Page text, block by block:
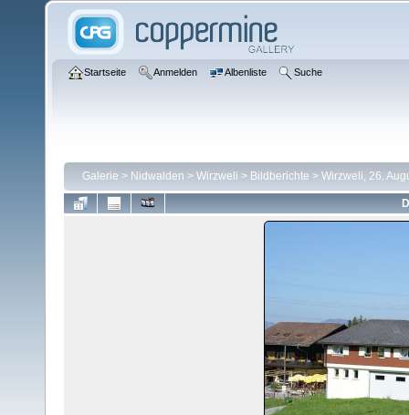
Startseite Anmelden Albenliste Suche
Galerie > Nidwalden > Wirzweli > Bildberichte > Wirzweli, 26.